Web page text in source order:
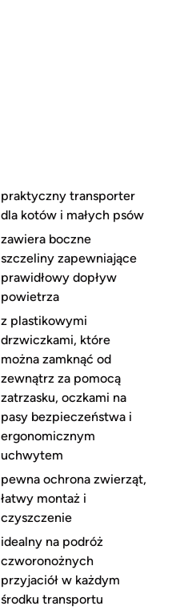
praktyczny transporter
dla kotów i małych psów
zawiera boczne
szczeliny zapewniające
prawidłowy dopływ
powietrza
z plastikowymi
drzwiczkami, które
można zamknąć od
zewnątrz za pomocą
zatrzasku, oczkami na
pasy bezpieczeństwa i
ergonomicznym
uchwytem
pewna ochrona zwierząt,
łatwy montaż i
czyszczenie
idealny na podróż
czworonożnych
przyjaciół w każdym
środku transportu